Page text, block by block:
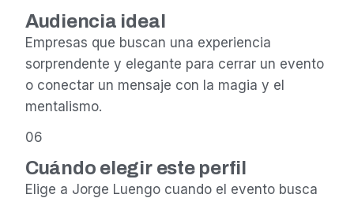
Audiencia ideal
Empresas que buscan una experiencia
sorprendente y elegante para cerrar un evento
o conectar un mensaje con la magia y el
mentalismo.
06
Cuándo elegir este perfil
Elige a Jorge Luengo cuando el evento busca